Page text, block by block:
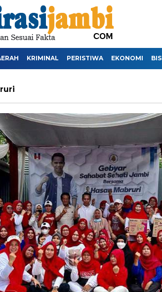
KRIMINAL PERISTIWA EKONOMI